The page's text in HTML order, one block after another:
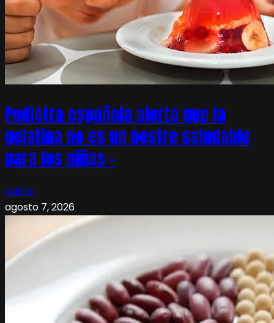
Pediatra española alerta que la
gelatina no es un postre saludable
para los niños –
admin
agosto 7, 2026